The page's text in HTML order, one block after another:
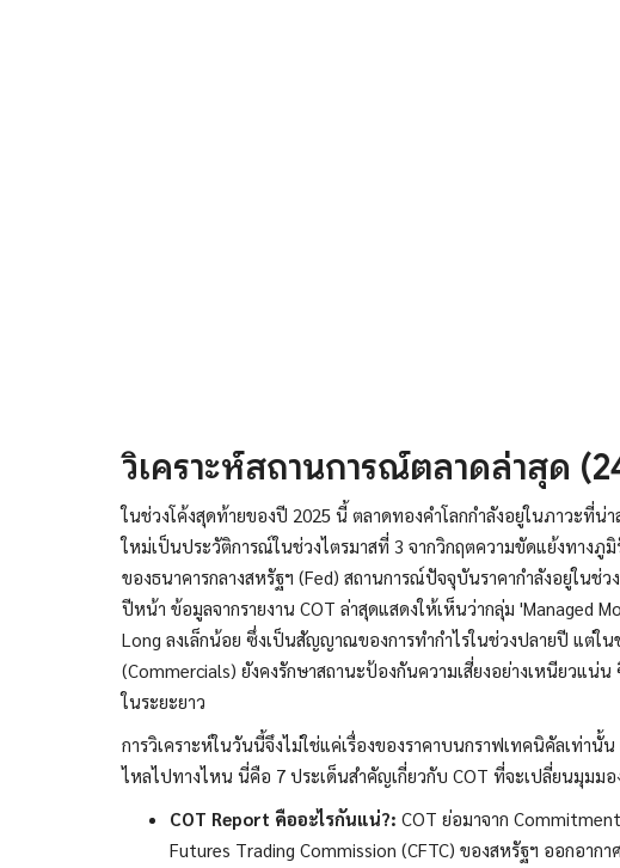
วิเคราะห์สถานการณ์ตลาดล่าสุด
ในช่วงโค้งสุดท้ายของปี 2025 นี้ ตลาดทองคำโลกกำลังอยู่ในภาวะที่น่
ใหม่เป็นประวัติการณ์ในช่วงไตรมาสที่ 3 จากวิกฤตความขัดแย้งทางภู
ของธนาคารกลางสหรัฐฯ (Fed) สถานการณ์ปัจจุบันราคากำลังอยู่ในช่
ปีหน้า ข้อมูลจากรายงาน COT ล่าสุดแสดงให้เห็นว่ากลุ่ม 'Managed
Long ลงเล็กน้อย ซึ่งเป็นสัญญาณของการทำกำไรในช่วงปลายปี แต่ใ
(Commercials) ยังคงรักษาสถานะป้องกันความเสี่ยงอย่างเหนียวแน่
ในระยะยาว
การวิเคราะห์ในวันนี้จึงไม่ใช่แค่เรื่องของราคาบนกราฟเทคนิคัลเท่านั้
ไหลไปทางไหน นี่คือ 7 ประเด็นสำคัญเกี่ยวกับ COT ที่จะเปลี่ยนมุมม
COT Report คืออะไรกันแน่?: COT ย่อมาจาก
Futures Trading Commission (CFTC) ของสหรัฐฯ ออกอาก